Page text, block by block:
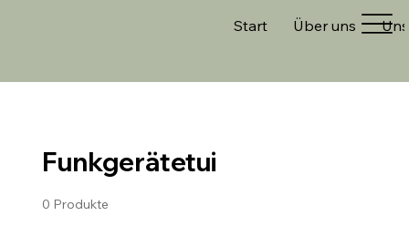
Start Über uns
Funkgerätetui
0 Produkte